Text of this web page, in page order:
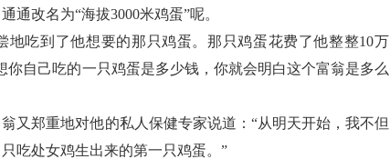
通改名为“海拔3000米鸡蛋”呢。
地吃到了他想要的那只鸡蛋。那只鸡蛋花费了他整整10万
你自己吃的一只鸡蛋是多少钱，你就会明白这个富翁是多么
又郑重地对他的私人保健专家说道：“从明天开始，我不但
吃处女鸡生出来的第一只鸡蛋。”